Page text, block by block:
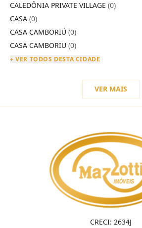
CALEDÔNIA PRIVATE VILLAGE (0)
CASA (0)
CASA CAMBORIÚ (0)
CASA CAMBORIU (0)
+ VER TODOS DESTA CIDADE
VER MAIS
CRECI: 2634J